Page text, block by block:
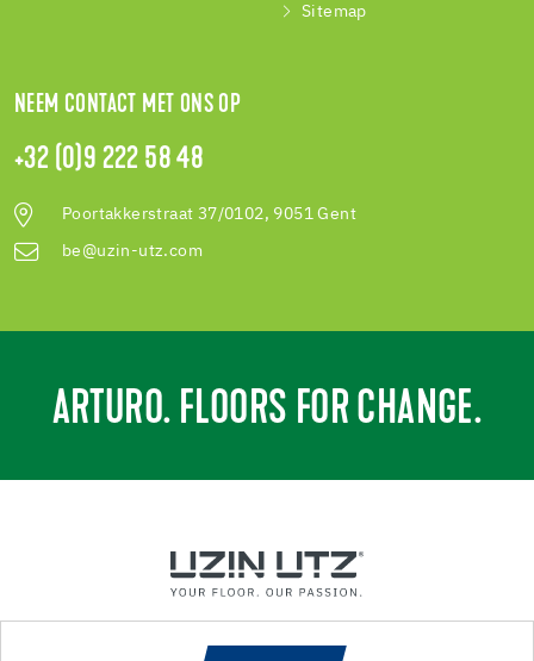
Sitemap
NEEM CONTACT MET ONS OP
+32 (0)9 222 58 48
Poortakkerstraat 37/0102, 9051 Gent
be@uzin-utz.com
ARTURO. FLOORS FOR CHANGE.